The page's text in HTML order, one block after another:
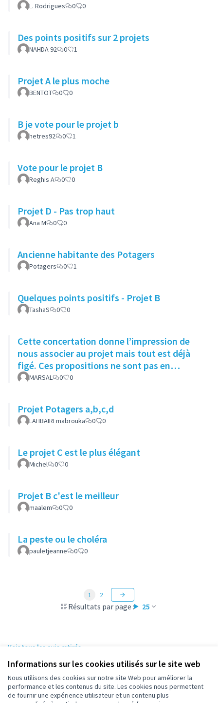
Informations sur les cookies utilisés sur le site web
Nous utilisons des cookies sur notre site Web pour améliorer la
performance et les contenus du site. Les cookies nous permettent
de fournir une expérience utilisateur et un contenu plus
L. Rodrigues 0 0
Des points positifs sur 2 projets
NAHDA 92 0 1
Projet A le plus moche
BENTOT 0 0
B je vote pour le projet b
hetres92 0 1
Vote pour le projet B
Reghis A 0 0
Projet D - Pas trop haut
Ana M 0 0
Ancienne habitante des Potagers
Potagers 0 1
Quelques points positifs - Projet B
TashaS 0 0
Cette concertation donne l’impression de
nous associer au projet mais tout est déjà
figé. Ces propositions ne sont pas en
adéquation avec le quartier.
MARSAL 0 0
Projet Potagers a,b,c,d
LAHBAIRI mabrouka 0 0
Le projet C est le plus élégant
Michel 0 0
Projet B c'est le meilleur
maalem 0 0
La peste ou le choléra
pauletjeanne 0 0
Résultats par page : 25
1 2
Voir tous les avis retirés
Conditions d'utilisation
Paramètres des cookies
participez.nanterre.fr sur X
participez.nanterre.fr sur Facebook
participez.nanterre.fr sur Instagram
participez.nanterre.fr sur YouTube
participez.nanterre.fr sur GitHub